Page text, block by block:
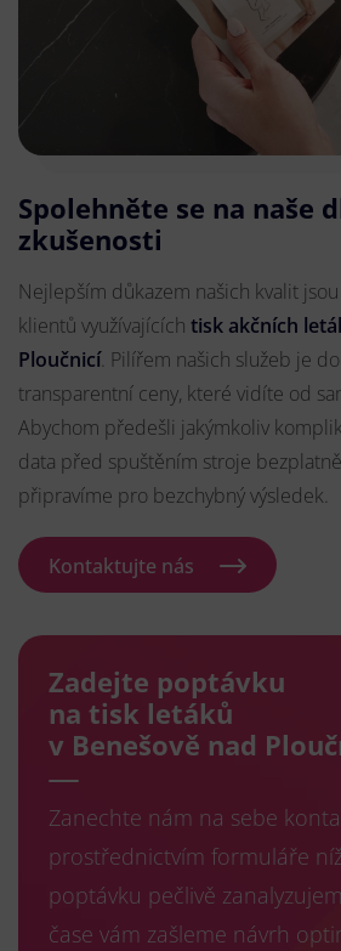
Spolehněte se na naše
zkušenosti
Nejlepším důkazem našich kvalit
klientů využívajících tisk akčních
Ploučnicí. Pilířem našich služeb je
transparentní ceny, které vidíte od
Abychom předešli jakýmkoliv
data před spuštěním stroje
připravíme pro bezchybný výsledek.
Kontaktujte nás
Zadejte poptávku
na tisk letáků
v Benešově nad
Zanechte nám na sebe
prostřednictvím formuláře
poptávku pečlivě
čase vám zašleme návrh